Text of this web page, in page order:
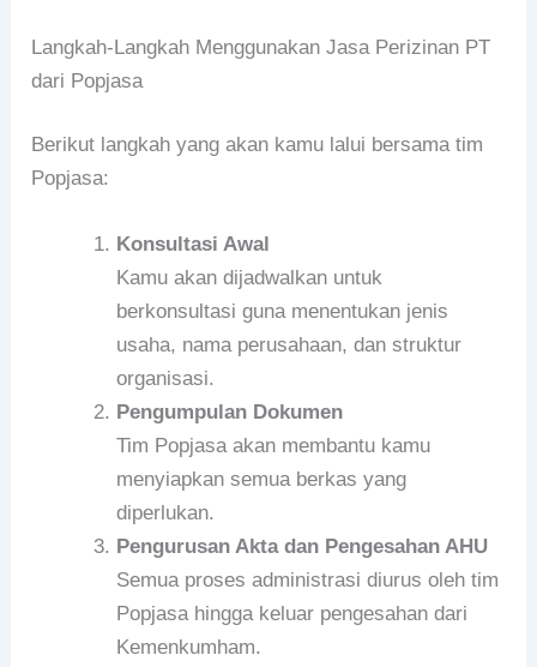
Langkah-Langkah Menggunakan Jasa Perizinan PT
dari Popjasa
Berikut langkah yang akan kamu lalui bersama tim
Popjasa:
Konsultasi Awal
Kamu akan dijadwalkan untuk
berkonsultasi guna menentukan jenis
usaha, nama perusahaan, dan struktur
organisasi.
Pengumpulan Dokumen
Tim Popjasa akan membantu kamu
menyiapkan semua berkas yang
diperlukan.
Pengurusan Akta dan Pengesahan AHU
Semua proses administrasi diurus oleh tim
Popjasa hingga keluar pengesahan dari
Kemenkumham.